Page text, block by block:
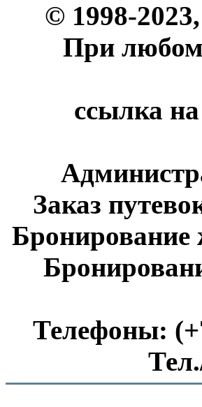
© 1998-
При любом
ссылка на
Заказ
Бронирование
Телефоны: